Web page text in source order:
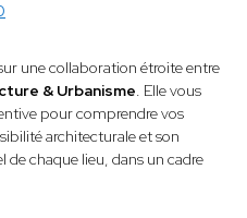
une collaboration étroite entre
& Urbanisme. Elle vous
pour comprendre vos
architecturale et son
de chaque lieu, dans un cadre